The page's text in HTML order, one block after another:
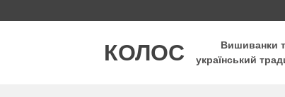
КОЛОС
Вишиванки
український